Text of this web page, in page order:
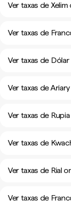
Ver taxas de
Ver taxas de
Ver taxas de
Ver taxas de
Ver taxas de
Ver taxas de
Ver taxas de Rial
Ver taxas de